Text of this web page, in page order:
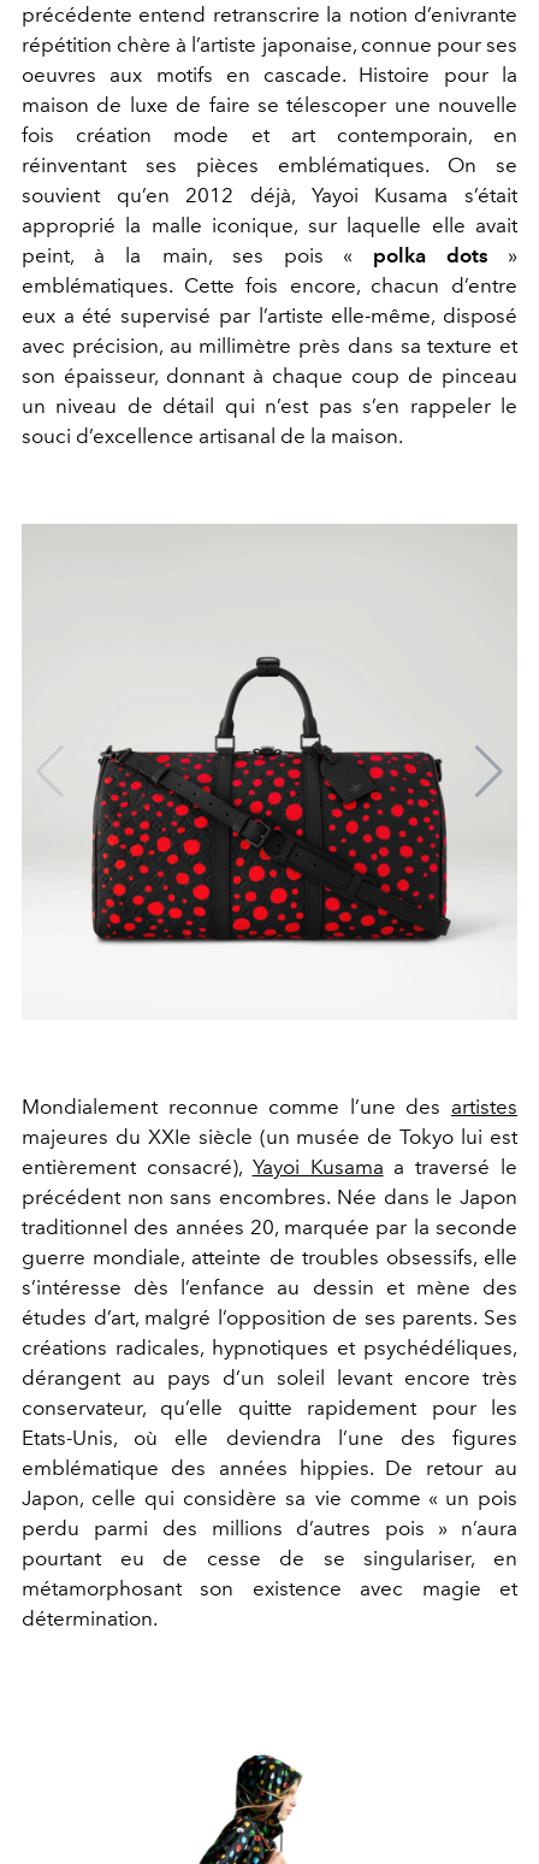
précédente entend retranscrire la notion d’enivrante
répétition chère à l’artiste japonaise, connue pour ses
oeuvres aux motifs en cascade. Histoire pour la
maison de luxe de faire se télescoper une nouvelle
fois création mode et art contemporain, en
réinventant ses pièces emblématiques. On se
souvient qu’en 2012 déjà, Yayoi Kusama s’était
approprié la malle iconique, sur laquelle elle avait
peint, à la main, ses pois « polka dots »
emblématiques. Cette fois encore, chacun d’entre
eux a été supervisé par l’artiste elle-même, disposé
avec précision, au millimètre près dans sa texture et
son épaisseur, donnant à chaque coup de pinceau
un niveau de détail qui n’est pas s’en rappeler le
souci d’excellence artisanal de la maison.
Mondialement reconnue comme l’une des artistes
majeures du XXIe siècle (un musée de Tokyo lui est
entièrement consacré), Yayoi Kusama a traversé le
précédent non sans encombres. Née dans le Japon
traditionnel des années 20, marquée par la seconde
guerre mondiale, atteinte de troubles obsessifs, elle
s’intéresse dès l’enfance au dessin et mène des
études d’art, malgré l’opposition de ses parents. Ses
créations radicales, hypnotiques et psychédéliques,
dérangent au pays d’un soleil levant encore très
conservateur, qu’elle quitte rapidement pour les
Etats-Unis, où elle deviendra l’une des figures
emblématique des années hippies. De retour au
Japon, celle qui considère sa vie comme « un pois
perdu parmi des millions d’autres pois » n’aura
pourtant eu de cesse de se singulariser, en
métamorphosant son existence avec magie et
détermination.